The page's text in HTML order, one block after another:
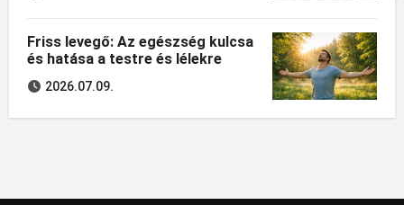
Friss levegő: Az egészség kulcsa
és hatása a testre és lélekre
2026.07.09.